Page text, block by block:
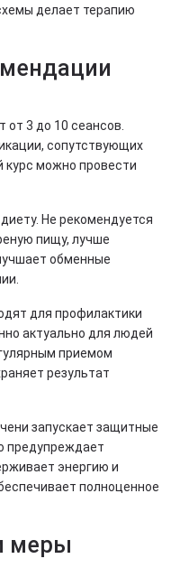
делает терапию
от 3 до 10 сеансов.
сопутствующих
курс можно провести
Не рекомендуется
пищу, лучше
обменные
для профилактики
актуально для людей
приемом
результат
запускает защитные
предупреждает
энергию и
полноценное
меры